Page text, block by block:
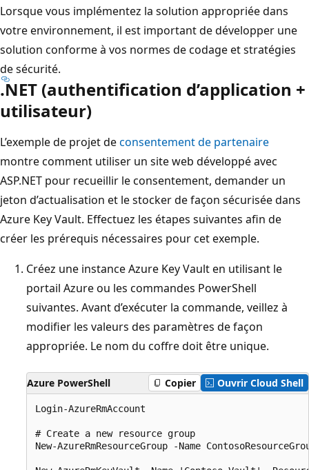
Lorsque vous implémentez la solution appropriée dans
votre environnement, il est important de développer une
solution conforme à vos normes de codage et stratégies
de sécurité.
.NET (authentification d’application +
utilisateur)
L’exemple de projet deconsentement de partenaire
montre comment utiliser un site web développé avec
ASP.NET pour recueillir le consentement, demander un
jeton d’actualisation et le stocker de façon sécurisée dans
Azure Key Vault. Effectuez les étapes suivantes afin de
créer les prérequis nécessaires pour cet exemple.
Créez une instance Azure Key Vault en utilisant le
portail Azure ou les commandes PowerShell
suivantes. Avant d’exécuter la commande, veillez à
modifier les valeurs des paramètres de façon
appropriée. Le nom du coffre doit être unique.
Azure PowerShell Copier Ouvrir Cloud Shell
Login-AzureRmAccount
# Create a new resource group
New-AzureRmResourceGroup -Name